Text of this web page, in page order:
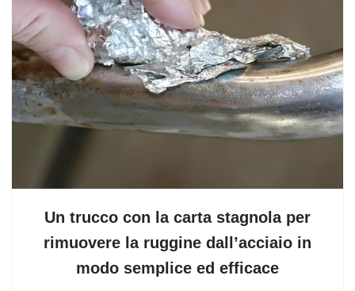
Un trucco con la carta stagnola per
rimuovere la ruggine dall’acciaio in
modo semplice ed efficace